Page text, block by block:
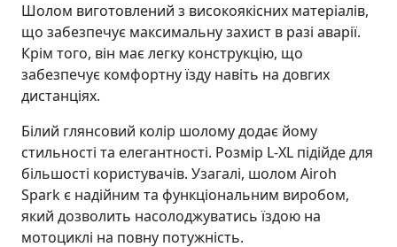
Шолом виготовлений з високоякісних матеріалів,
що забезпечує максимальну захист в разі аварії.
Крім того, він має легку конструкцію, що
забезпечує комфортну їзду навіть на довгих
дистанціях.
Білий глянсовий колір шолому додає йому
стильності та елегантності. Розмір L-XL підійде для
більшості користувачів. Узагалі, шолом Airoh
Spark є надійним та функціональним виробом,
який дозволить насолоджуватись їздою на
мотоциклі на повну потужність.